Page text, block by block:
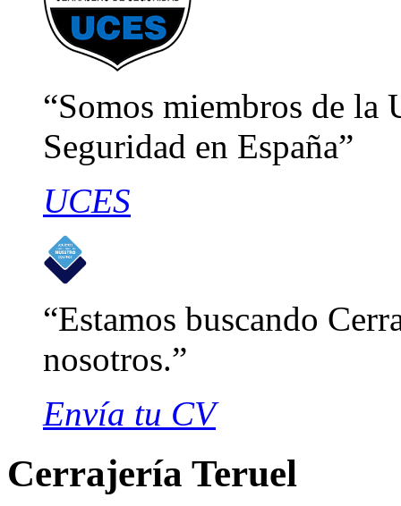
Somos miembros de la
Seguridad en España
UCES
Estamos buscando
nosotros.
Envía tu CV
Cerrajería Teruel